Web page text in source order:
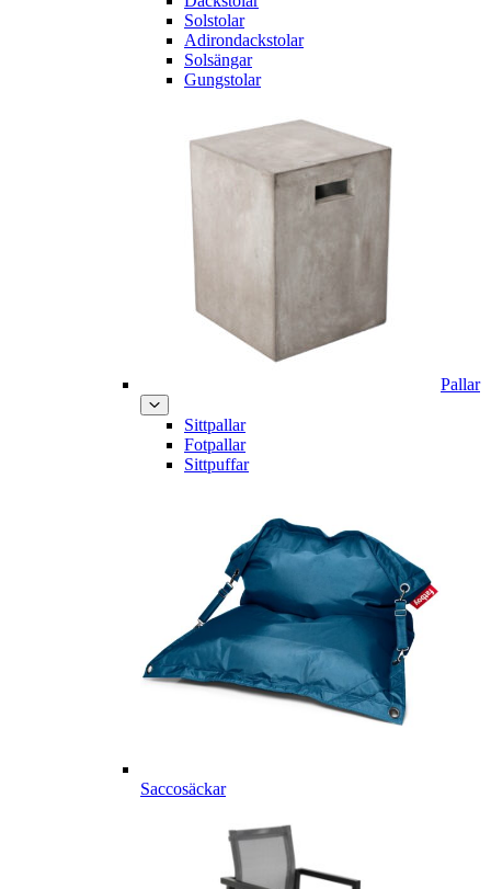
Solstolar
Adirondackstolar
Solsängar
Gungstolar
Pallar
Sittpallar
Fotpallar
Sittpuffar
Saccosäckar